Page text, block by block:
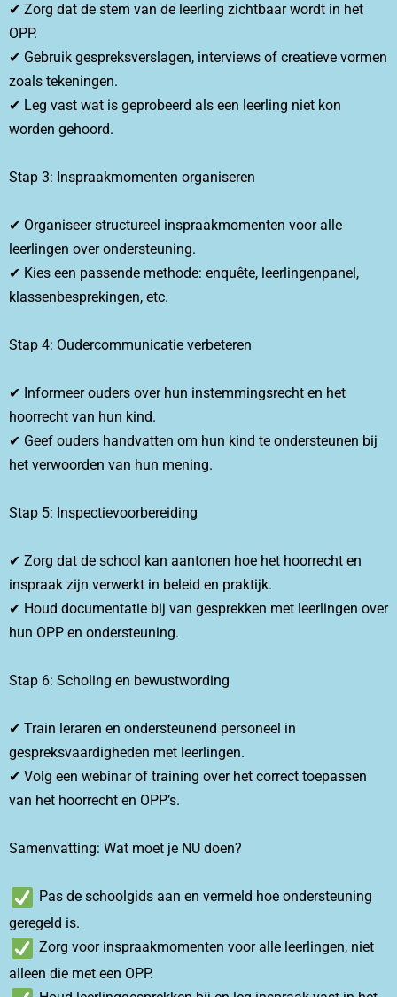
✔ Zorg dat de stem van de leerling zichtbaar wordt in het
OPP.
✔ Gebruik gespreksverslagen, interviews of creatieve vormen
zoals tekeningen.
✔ Leg vast wat is geprobeerd als een leerling niet kon
worden gehoord.
Stap 3: Inspraakmomenten organiseren
✔ Organiseer structureel inspraakmomenten voor alle
leerlingen over ondersteuning.
✔ Kies een passende methode: enquête, leerlingenpanel,
klassenbesprekingen, etc.
Stap 4: Oudercommunicatie verbeteren
✔ Informeer ouders over hun instemmingsrecht en het
hoorrecht van hun kind.
✔ Geef ouders handvatten om hun kind te ondersteunen bij
het verwoorden van hun mening.
Stap 5: Inspectievoorbereiding
✔ Zorg dat de school kan aantonen hoe het hoorrecht en
inspraak zijn verwerkt in beleid en praktijk.
✔ Houd documentatie bij van gesprekken met leerlingen over
hun OPP en ondersteuning.
Stap 6: Scholing en bewustwording
✔ Train leraren en ondersteunend personeel in
gespreksvaardigheden met leerlingen.
✔ Volg een webinar of training over het correct toepassen
van het hoorrecht en OPP’s.
Samenvatting: Wat moet je NU doen?
Pas de schoolgids aan en vermeld hoe ondersteuning
geregeld is.
Zorg voor inspraakmomenten voor alle leerlingen, niet
alleen die met een OPP.